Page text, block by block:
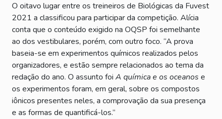
O oitavo lugar entre os treineiros de Biológicas da Fuvest
2021 a classificou para participar da competição. Alícia
conta que o conteúdo exigido na OQSP foi semelhante
ao dos vestibulares, porém, com outro foco. “A prova
baseia-se em experimentos químicos realizados pelos
organizadores, e estão sempre relacionados ao tema da
redação do ano. O assunto foi A química e os oceanos e
os experimentos foram, em geral, sobre os compostos
iônicos presentes neles, a comprovação da sua presença
e as formas de quantificá-los.”